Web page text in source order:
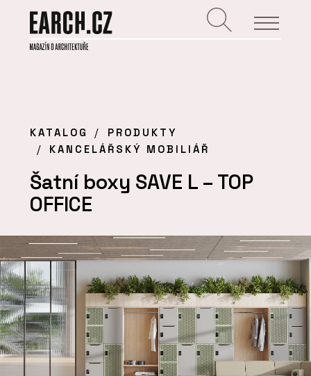
KATALOG
PRODUKTY
KANCELÁŘSKÝ MOBILIÁŘ
Šatní boxy SAVE L – TOP
OFFICE